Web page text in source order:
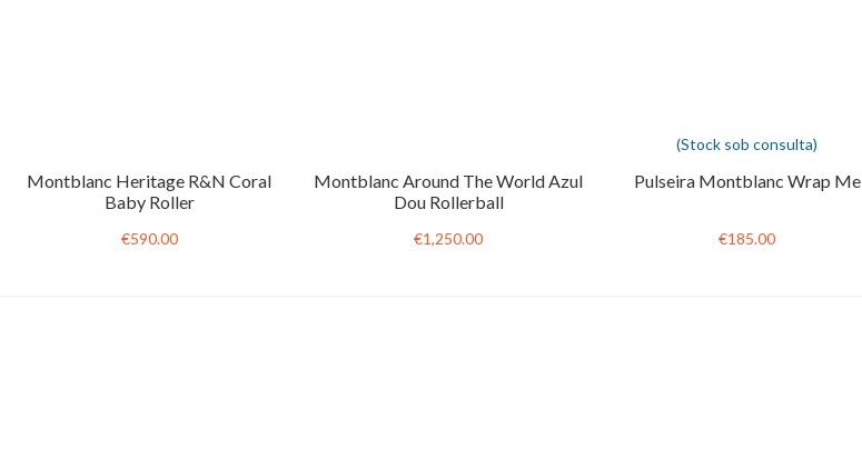
Montblanc Heritage R&N Coral
Baby Roller
€590.00
Montblanc Around The World Azul
Dou Rollerball
€1,250.00
(Stock sob consulta)
Pulseira Montblanc Wrap Me
€185.00